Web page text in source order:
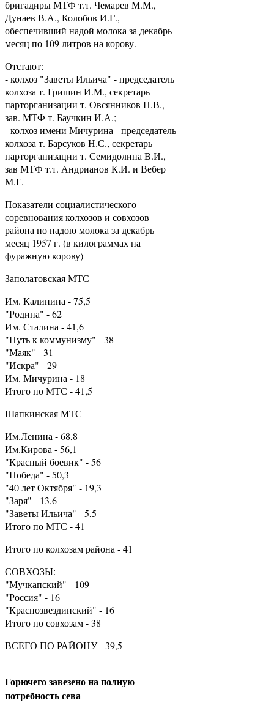
бригадиры МТФ т.т. Чемарев М.М.,
Дунаев В.А., Колобов И.Г.,
обеспечивший надой молока за декабрь
месяц по 109 литров на корову.
Отстают:
- колхоз "Заветы Ильича" - председатель
колхоза т. Гришин И.М., секретарь
парторганизации т. Овсянников Н.В.,
зав. МТФ т. Баучкин И.А.;
- колхоз имени Мичурина - председатель
колхоза т. Барсуков Н.С., секретарь
парторганизации т. Семидолина В.И.,
зав МТФ т.т. Андрианов К.И. и Вебер
М.Г.
Показатели социалистического
соревнования колхозов и совхозов
района по надою молока за декабрь
месяц 1957 г. (в килограммах на
фуражную корову)
Заполатовская МТС
Им. Калинина - 75,5
"Родина" - 62
Им. Сталина - 41,6
"Путь к коммунизму" - 38
"Маяк" - 31
"Искра" - 29
Им. Мичурина - 18
Итого по МТС - 41,5
Шапкинская МТС
Им.Ленина - 68,8
Им.Кирова - 56,1
"Красный боевик" - 56
"Победа" - 50,3
"40 лет Октября" - 19,3
"Заря" - 13,6
"Заветы Ильича" - 5,5
Итого по МТС - 41
Итого по колхозам района - 41
СОВХОЗЫ:
"Мучкапский" - 109
"Россия" - 16
"Краснозвездинский" - 16
Итого по совхозам - 38
ВСЕГО ПО РАЙОНУ - 39,5
Горючего завезено на полную
потребность сева